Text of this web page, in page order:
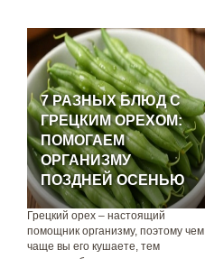
7 РАЗНЫХ БЛЮД С
ГРЕЦКИМ ОРЕХОМ:
ПОМОГАЕМ
ОРГАНИЗМУ
ПОЗДНЕЙ ОСЕНЬЮ
Грецкий орех – настоящий
помощник организму, поэтому чем
чаще вы его кушаете, тем